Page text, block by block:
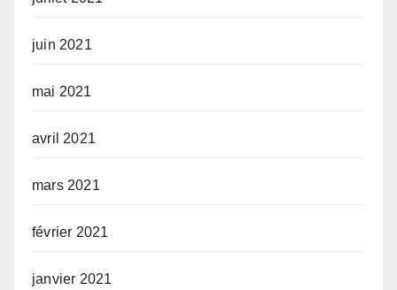
juin 2021
mai 2021
avril 2021
mars 2021
février 2021
janvier 2021